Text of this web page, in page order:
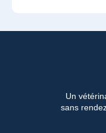
Un
sans